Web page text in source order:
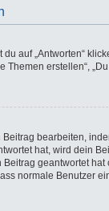
auf „Antworten“
erstellen“,
bearbeiten,
hat, wird dein
geantwortet
normale Benutzer